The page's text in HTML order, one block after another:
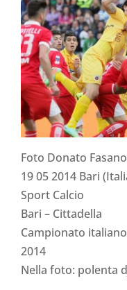
Foto Donato
19 05 2014 Bari
Sport Calcio
Bari – Cittadella
Campionato
2014
Nella foto: polenta